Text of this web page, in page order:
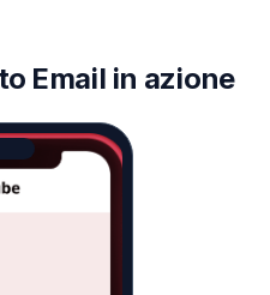
Email in azione